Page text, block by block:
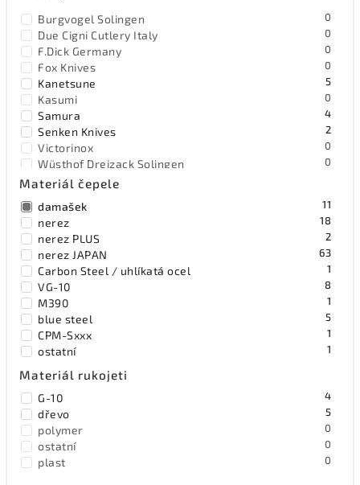
Burgvogel Solingen 0
Due Cigni Cutlery Italy 0
F.Dick Germany 0
Fox Knives 0
Kanetsune 5
Kasumi 0
Samura 4
Senken Knives 2
Victorinox 0
Wüsthof Dreizack Solingen 0
XIN Cutlery by Bestech Knives
Materiál čepele
damašek 11
nerez 18
nerez PLUS 2
nerez JAPAN 63
Carbon Steel / uhlíkatá ocel 1
VG-10 8
M390 1
blue steel 5
CPM-Sxxx 1
ostatní 1
Materiál rukojeti
G-10 4
dřevo 5
polymer 0
ostatní 0
plast 0